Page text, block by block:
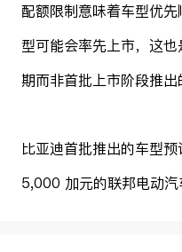
配额限制意味着车型优
型可能会率先上市，这
期而非首批上市阶段推出
比亚迪首批推出的车型
5,000 加元的联邦电动汽